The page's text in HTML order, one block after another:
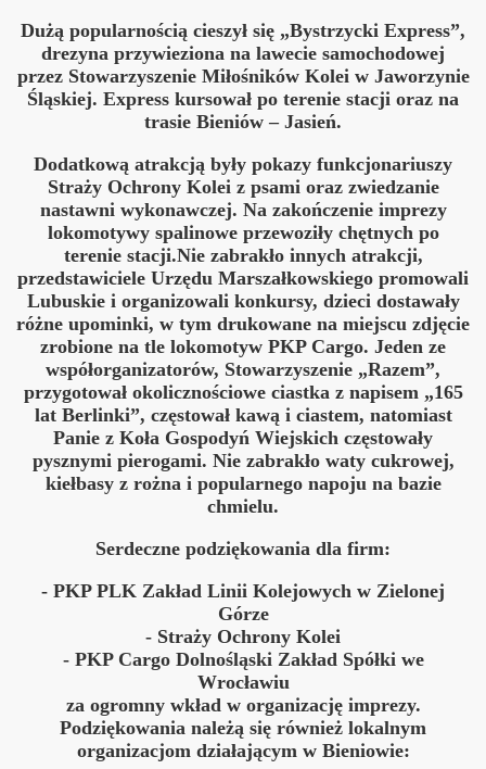
Dużą popularnością cieszył się „Bystrzycki Express”,
drezyna przywieziona na lawecie samochodowej
przez Stowarzyszenie Miłośników Kolei w Jaworzynie
Śląskiej. Express kursował po terenie stacji oraz na
trasie Bieniów – Jasień.
Dodatkową atrakcją były pokazy funkcjonariuszy
Straży Ochrony Kolei z psami oraz zwiedzanie
nastawni wykonawczej. Na zakończenie imprezy
lokomotywy spalinowe przewoziły chętnych po
terenie stacji.Nie zabrakło innych atrakcji,
przedstawiciele Urzędu Marszałkowskiego promowali
Lubuskie i organizowali konkursy, dzieci dostawały
różne upominki, w tym drukowane na miejscu zdjęcie
zrobione na tle lokomotyw PKP Cargo. Jeden ze
współorganizatorów, Stowarzyszenie „Razem”,
przygotował okolicznościowe ciastka z napisem „165
lat Berlinki”, częstował kawą i ciastem, natomiast
Panie z Koła Gospodyń Wiejskich częstowały
pysznymi pierogami. Nie zabrakło waty cukrowej,
kiełbasy z rożna i popularnego napoju na bazie
chmielu.
Serdeczne podziękowania dla firm:
- PKP PLK Zakład Linii Kolejowych w Zielonej
Górze
- Straży Ochrony Kolei
- PKP Cargo Dolnośląski Zakład Spółki we
Wrocławiu
za ogromny wkład w organizację imprezy.
Podziękowania należą się również lokalnym
organizacjom działającym w Bieniowie:
- Rzepin
2013”
do Pastuchowa